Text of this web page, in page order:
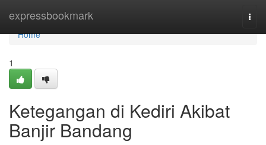
expressbookmark
Home
Home
1
Ketegangan di Kediri Akibat
Banjir Bandang